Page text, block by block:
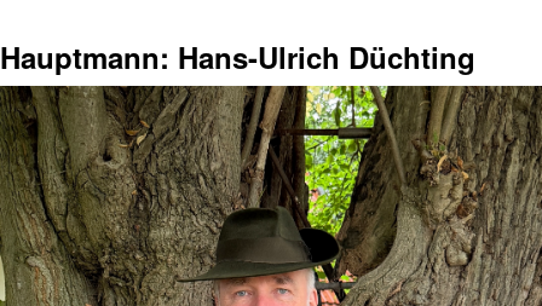
Hauptmann: Hans-Ulrich Düchting